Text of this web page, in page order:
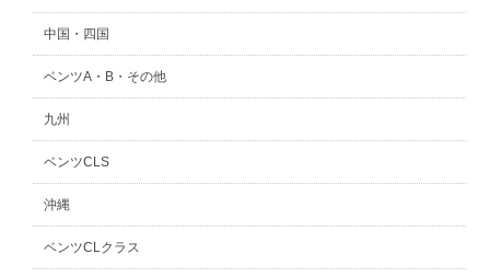
中国・四国
ベンツA・B・その他
九州
ベンツCLS
沖縄
ベンツCLクラス